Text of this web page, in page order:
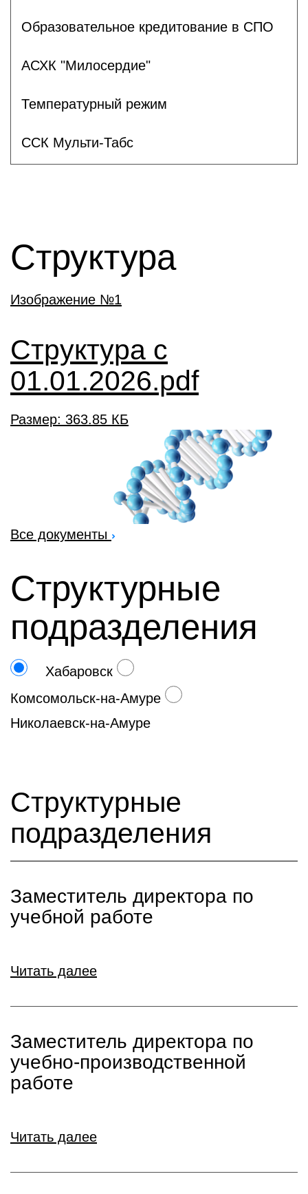
Образовательное кредитование в СПО
АСХК "Милосердие"
Температурный режим
ССК Мульти-Табс
Структура
Структура с
01.01.2026.pdf
Размер: 363.85 КБ
Все документы
Структурные
подразделения
Хабаровск
Комсомольск-на-Амуре
Николаевск-на-Амуре
Структурные
подразделения
Заместитель директора по
учебной работе
Читать далее
Заместитель директора по
учебно-производственной
работе
Читать далее